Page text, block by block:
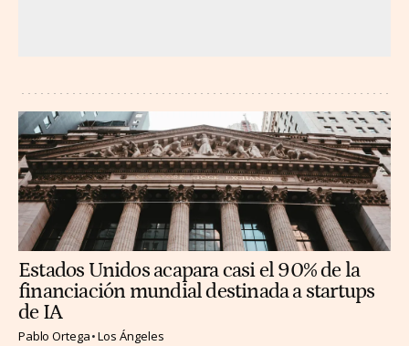
Estados Unidos acapara casi el 90% de la
financiación mundial destinada a startups
de IA
Pablo Ortega Los Ángeles